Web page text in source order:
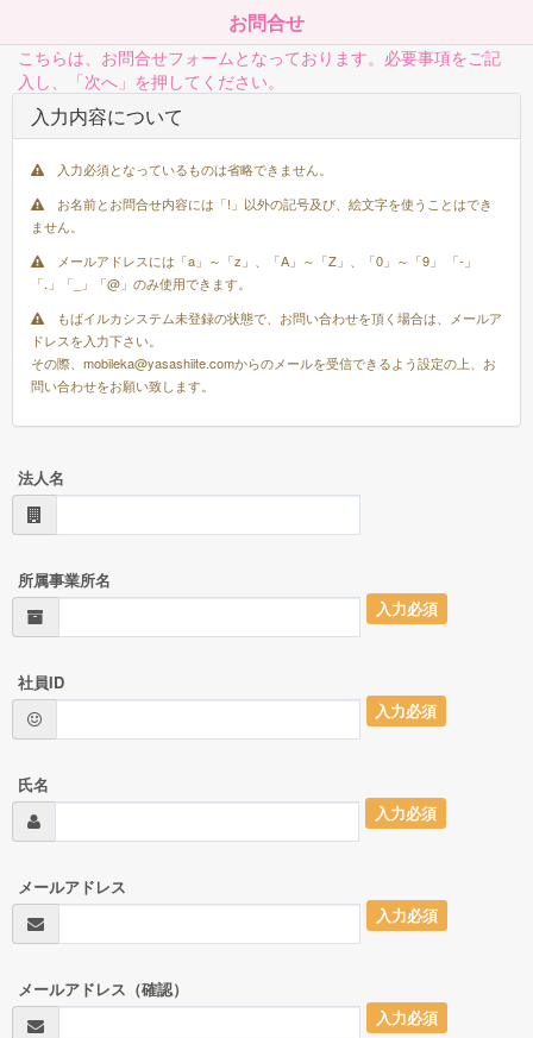
お問合せ
こちらは、お問合せフォームとなっております。必要事項をご記
入し、「次へ」を押してください。
入力内容について
入力必須となっているものは省略できません。
お名前とお問合せ内容には「!」以外の記号及び、絵文字を使うことはでき
ません。
メールアドレスには「a」～「z」、「A」～「Z」、「0」～「9」 「-」
「.」「_」「@」のみ使用できます。
もばイルカシステム未登録の状態で、お問い合わせを頂く場合は、メールア
ドレスを入力下さい。
その際、mobileka@yasashiite.comからのメールを受信できるよう設定の上、お
問い合わせをお願い致します。
法人名
所属事業所名
入力必須
社員ID
入力必須
氏名
入力必須
メールアドレス
入力必須
メールアドレス（確認）
入力必須